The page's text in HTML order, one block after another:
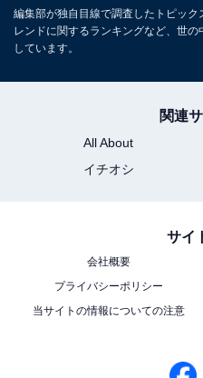
編集部が独自目線で調査したトピッ
レンドに関するランキングなど、世
しています。
関連
All About
イチオシ
サイ
会社概要
プライバシーポリシー
当サイトの情報についての注意